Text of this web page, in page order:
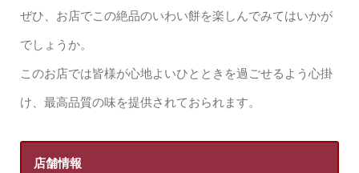
ぜひ、お店でこの絶品のいわい餅を楽しんでみてはいかが
でしょうか。
このお店では皆様が心地よいひとときを過ごせるよう心掛
け、最高品質の味を提供されておられます。
店舗情報